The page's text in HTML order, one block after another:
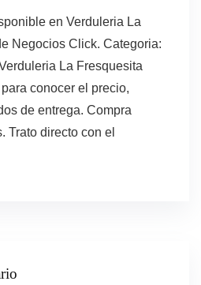
en Verduleria La
Negocios Click. Categoria:
La Fresquesita
conocer el precio,
de entrega. Compra
Trato directo con el